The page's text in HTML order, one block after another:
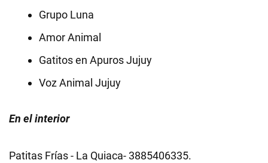
Grupo Luna
Amor Animal
Gatitos en Apuros Jujuy
Voz Animal Jujuy
En el interior
Patitas Frías - La Quiaca- 3885406335.